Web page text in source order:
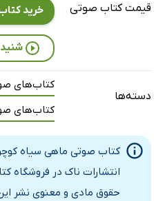
قیمت کتاب صوتی خرید
دسته‌ها
کتاب‌های
کتاب‌های صوتی
کتاب صوتی ماهی سیاه
انتشارات ناک در فروشگاه
حقوق مادی و معنوی نشر این